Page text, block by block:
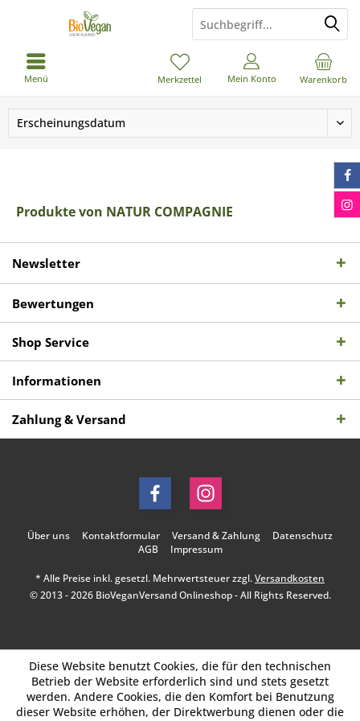
Warenkorb
Merkzettel Mein Konto
Menü
Produkte von NATUR COMPAGNIE
Newsletter
Bewertungen
Shop Service
Informationen
Zahlung & Versand
Über uns Kontaktformular Versand & Zahlung
Datenschutz
AGB
Impressum
* Alle Preise inkl. gesetzl. Mehrwertsteuer zzgl.Versandkosten
© 2013 - 2026 BioVeganVersand Onlineshop - All Rights Reserved.
Diese Website benutzt Cookies, die für den technischen
Betrieb der Website erforderlich sind und stets gesetzt
werden. Andere Cookies, die den Komfort bei Benutzung
dieser Website erhöhen, der Direktwerbung dienen oder die